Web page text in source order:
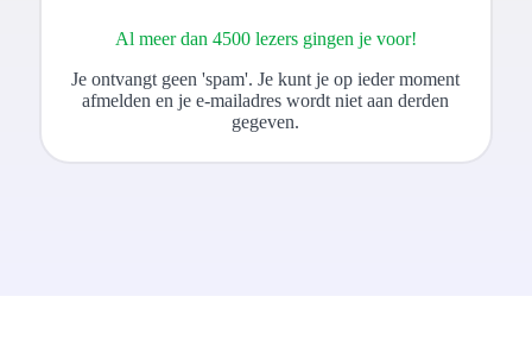
Al meer dan 4500 lezers gingen je voor!
Je ontvangt geen 'spam'. Je kunt je op ieder moment
afmelden en je e-mailadres wordt niet aan derden
gegeven.